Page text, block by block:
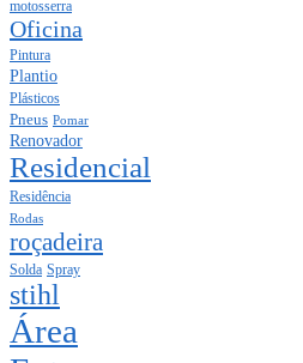
motosserra
Oficina
Pintura
Plantio
Plásticos
Pneus Pomar
Renovador
Residencial
Residência
Rodas
roçadeira
Solda Spray
stihl
Área